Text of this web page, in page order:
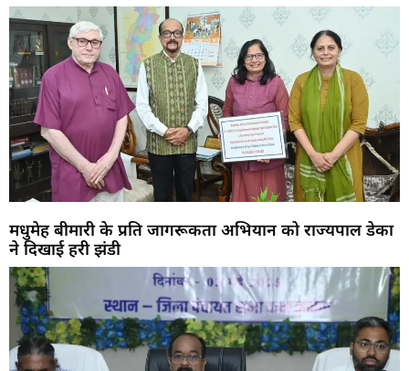
मधुमेह बीमारी के प्रति जागरूकता अभियान को राज्यपाल डेका
ने दिखाई हरी झंडी